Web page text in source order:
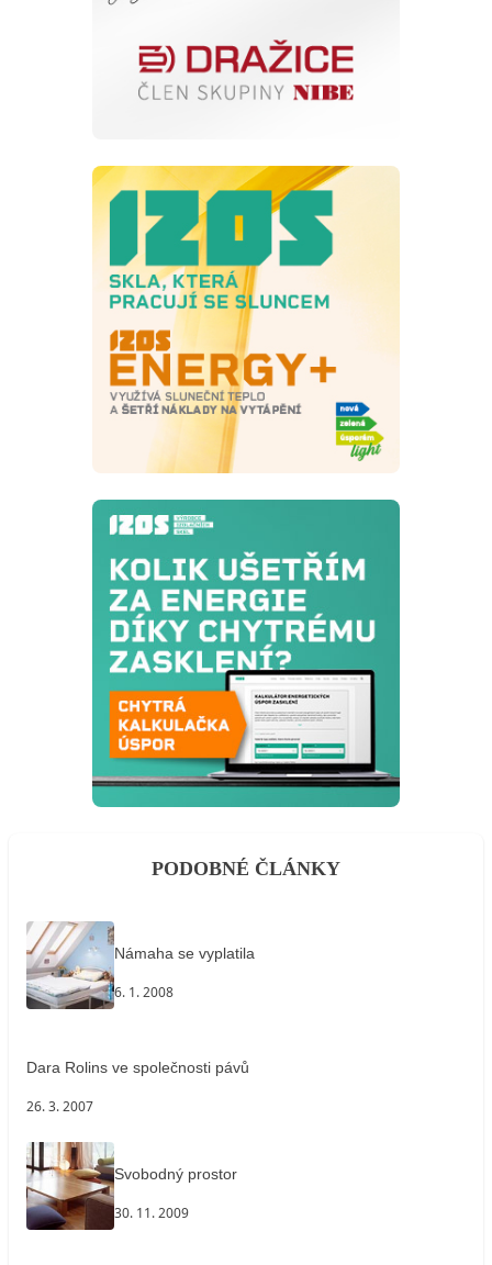
PODOBNÉ ČLÁNKY
Námaha se vyplatila
6. 1. 2008
Dara Rolins ve společnosti pávů
26. 3. 2007
Svobodný prostor
30. 11. 2009